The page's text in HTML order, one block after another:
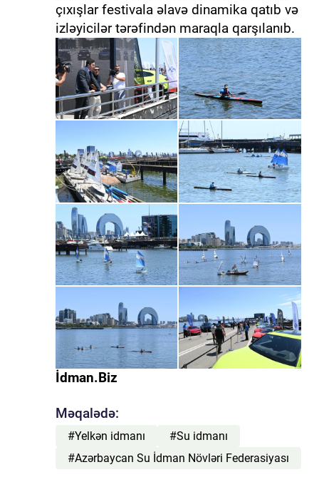
çıxışlar festivala əlavə dinamika qatıb və
izləyicilər tərəfindən maraqla qarşılanıb.
İdman.Biz
Məqalədə:
#Yelkən idmanı
#Su idmanı
#Azərbaycan Su İdman Növləri Federasiyası